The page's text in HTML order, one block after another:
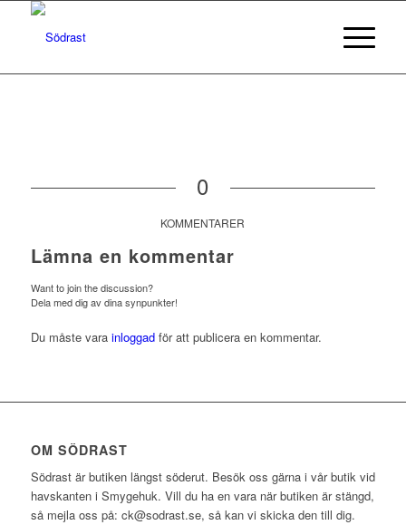
0
KOMMENTARER
Lämna en kommentar
Want to join the discussion?
Dela med dig av dina synpunkter!
Du måste vara inloggadför att publicera en kommentar.
OM SÖDRAST
Södrast är butiken längst söderut. Besök oss gärna i vår butik vid
havskanten i Smygehuk. Vill du ha en vara när butiken är stängd,
så mejla oss på: ck@sodrast.se, så kan vi skicka den till dig.